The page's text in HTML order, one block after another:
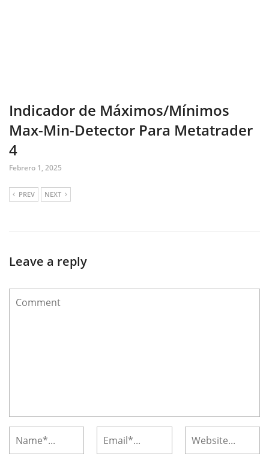
Indicador de Máximos/Mínimos
Max-Min-Detector Para Metatrader
4
Febrero 1, 2025
PREV NEXT
Leave a reply